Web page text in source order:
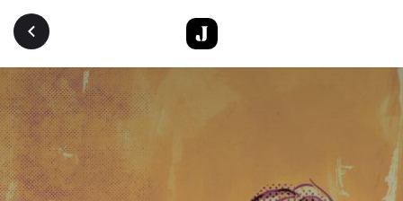
Aller au contenu principal